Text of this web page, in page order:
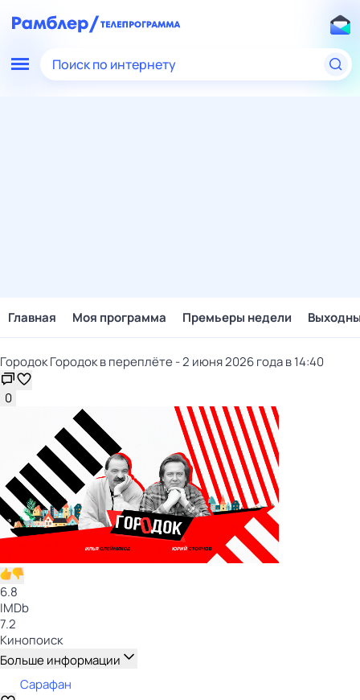
Поиск по интернету
Главная Моя программа Премьеры недели
Городок Городок в переплёте - 2 июня 2026 года в 14:40
0
6.8
IMDb
7.2
Кинопоиск
Больше информации
Сарафан